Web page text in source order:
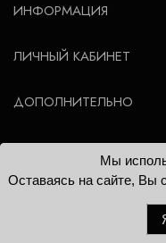
ИНФОРМАЦИЯ
ЛИЧНЫЙ КАБИНЕТ
ДОПОЛНИТЕЛЬНО
©
Мы
Оставаясь на сайте, Вы